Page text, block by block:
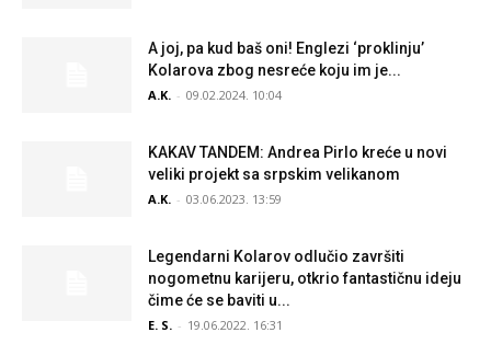
A joj, pa kud baš oni! Englezi ‘proklinju’
Kolarova zbog nesreće koju im je...
A.K. - 09.02.2024. 10:04
KAKAV TANDEM: Andrea Pirlo kreće u novi
veliki projekt sa srpskim velikanom
A.K. - 03.06.2023. 13:59
Legendarni Kolarov odlučio završiti
nogometnu karijeru, otkrio fantastičnu ideju
čime će se baviti u...
E. S. - 19.06.2022. 16:31